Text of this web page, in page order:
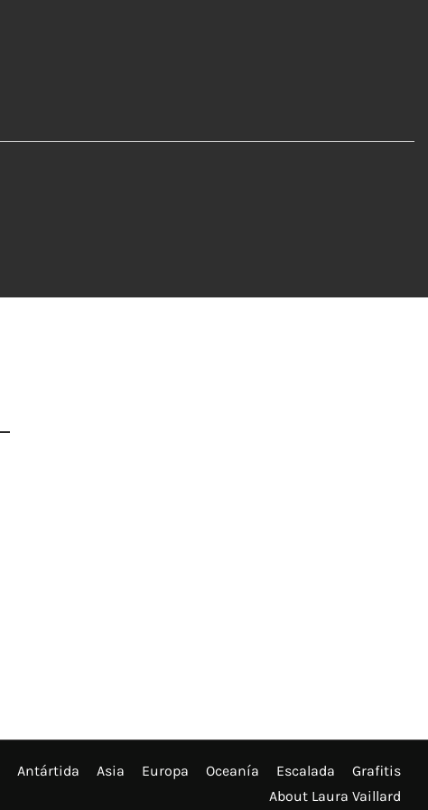
Antártida Asia Europa Oceanía Escalada
Grafitis
About Laura Vaillard